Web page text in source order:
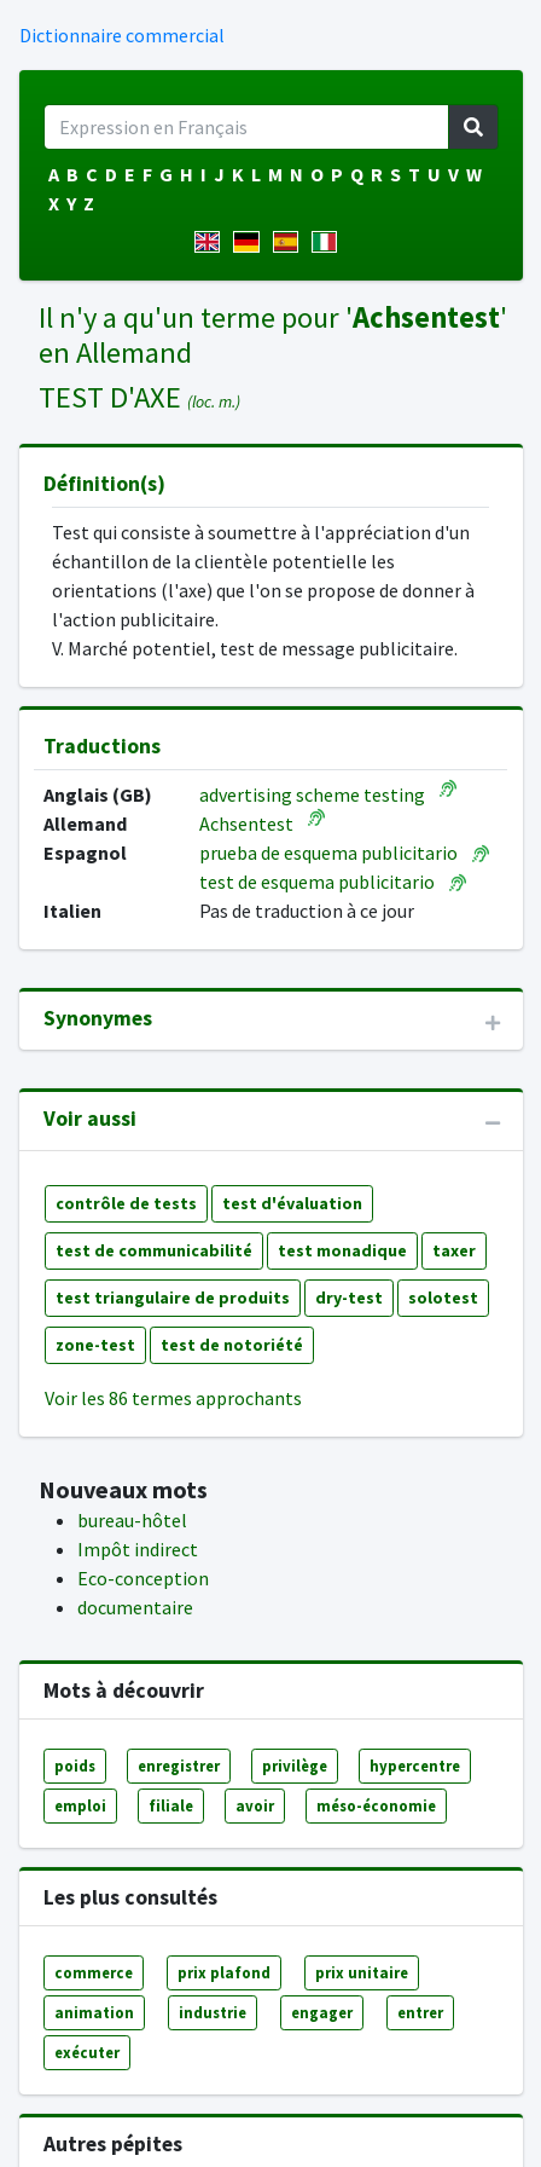
Dictionnaire commercial
A B C D E F G H I J K L M N O P Q R S T U V W
X Y Z
Il n'y a qu'un terme pour 'Achsentest'
en Allemand
TEST D'AXE (loc. m.)
Définition(s)
Test qui consiste à soumettre à l'appréciation d'un
échantillon de la clientèle potentielle les
orientations (l'axe) que l'on se propose de donner à
l'action publicitaire.
V. Marché potentiel, test de message publicitaire.
Traductions
Anglais (GB)
advertising scheme testing
Allemand
Achsentest
Espagnol
prueba de esquema publicitario
test de esquema publicitario
Italien
Pas de traduction à ce jour
Synonymes
Voir aussi
contrôle de tests test d'évaluation
test de communicabilité test monadique taxer
test triangulaire de produits dry-test solotest
zone-test test de notoriété
Voir les 86 termes approchants
Nouveaux mots
bureau-hôtel
Impôt indirect
Eco-conception
documentaire
Mots à découvrir
poids enregistrer privilège hypercentre
emploi filiale avoir méso-économie
Les plus consultés
commerce prix plafond prix unitaire
animation industrie engager entrer
exécuter
Autres pépites